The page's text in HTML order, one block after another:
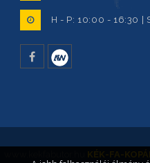
H - P: 10:00 - 16:30 |
KÉK-FA-